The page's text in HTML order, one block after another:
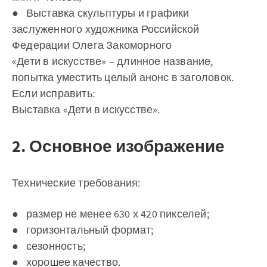
● Выставка скульптуры и графики
заслуженного художника Российской
Федерации Олега Закоморного
«Дети в искусстве» – длинное название,
попытка уместить целый анонс в заголовок.
Если исправить:
Выставка «Дети в искусстве».
2. Основное изображение
Технические требования:
● размер не менее 630 х 420 пикселей;
● горизонтальный формат;
● сезонность;
● хорошее качество.